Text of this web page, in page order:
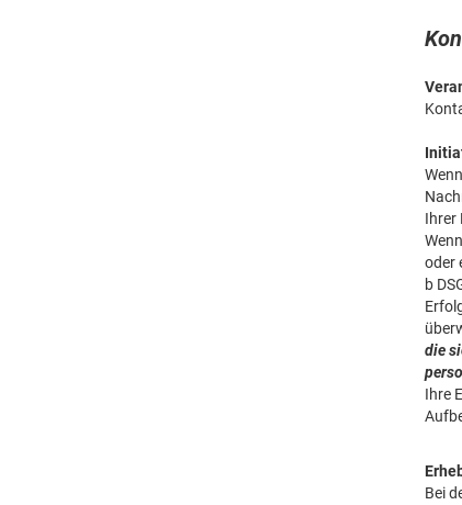
Ihrer
oder
b
die
Ihre
Bei